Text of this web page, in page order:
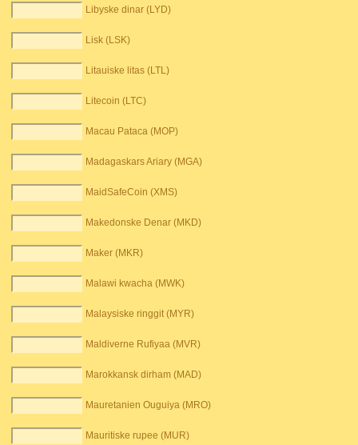
Libyske dinar (LYD)
Lisk (LSK)
Litauiske litas (LTL)
Litecoin (LTC)
Macau Pataca (MOP)
Madagaskars Ariary (MGA)
MaidSafeCoin (XMS)
Makedonske Denar (MKD)
Maker (MKR)
Malawi kwacha (MWK)
Malaysiske ringgit (MYR)
Maldiverne Rufiyaa (MVR)
Marokkansk dirham (MAD)
Mauretanien Ouguiya (MRO)
Mauritiske rupee (MUR)